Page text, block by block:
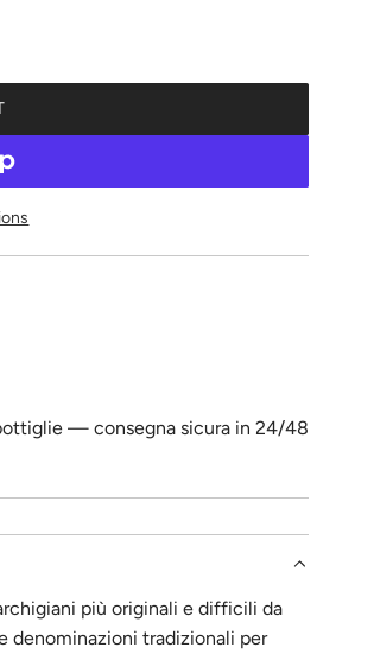
— consegna sicura in 24/48
più originali e difficili da
denominazioni tradizionali per